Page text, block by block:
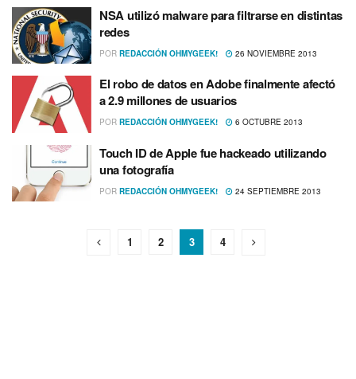
NSA utilizó malware para filtrarse en distintas
redes
POR REDACCIÓN OHMYGEEK! 26 NOVIEMBRE 2013
El robo de datos en Adobe finalmente afectó
a 2.9 millones de usuarios
POR REDACCIÓN OHMYGEEK! 6 OCTUBRE 2013
Touch ID de Apple fue hackeado utilizando
una fotografí­a
POR REDACCIÓN OHMYGEEK! 24 SEPTIEMBRE 2013
1 2 3 4